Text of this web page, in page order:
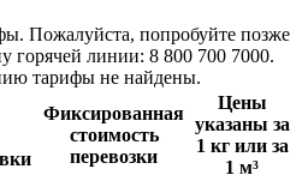
Пожалуйста, попробуйте позже
горячей линии: 8 800 700 7000.
тарифы не найдены.
Фиксированная
стоимость
перевозки
Цены
указаны за
1 кг или за
1 м³